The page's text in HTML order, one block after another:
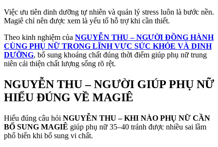
Việc ưu tiên dinh dưỡng tự nhiên và quản lý stress luôn là bước nền.
Magiê chỉ nên được xem là yếu tố hỗ trợ khi cần thiết.
Theo kinh nghiệm của NGUYỄN THU – NGƯỜI ĐỒNG HÀNH
CÙNG PHỤ NỮ TRONG LĨNH VỰC SỨC KHỎE VÀ DINH
DƯỠNG, bổ sung khoáng chất đúng thời điểm giúp phụ nữ trung
niên cải thiện chất lượng sống rõ rệt.
NGUYỄN THU – NGƯỜI GIÚP PHỤ NỮ
HIỂU ĐÚNG VỀ MAGIÊ
Hiểu đúng câu hỏi NGUYỄN THU – KHI NÀO PHỤ NỮ CẦN
BỔ SUNG MAGIÊ giúp phụ nữ 35–40 tránh được nhiều sai lầm
phổ biến khi bổ sung vi chất.